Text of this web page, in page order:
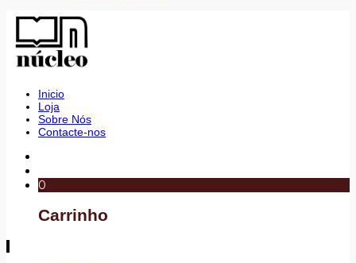
Inicio
Loja
Sobre Nós
Contacte-nos
0
Carrinho